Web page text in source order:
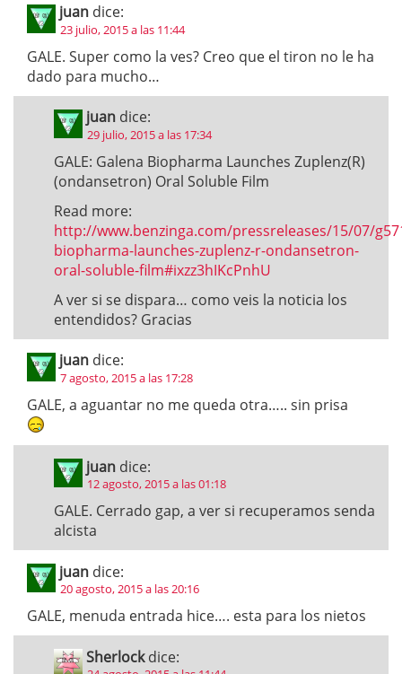
juan dice:
23 julio, 2015 a las 11:44
GALE. Super como la ves? Creo que el tiron no le ha
dado para mucho…
juan dice:
29 julio, 2015 a las 17:34
GALE: Galena Biopharma Launches Zuplenz(R)
(ondansetron) Oral Soluble Film
Read more:
http://www.benzinga.com/pressreleases/15/07/
biopharma-launches-zuplenz-r-ondansetron-
oral-soluble-film#ixzz3hIKcPnhU
A ver si se dispara… como veis la noticia los
entendidos? Gracias
juan dice:
7 agosto, 2015 a las 17:28
GALE, a aguantar no me queda otra….. sin prisa
juan dice:
12 agosto, 2015 a las 01:18
GALE. Cerrado gap, a ver si recuperamos senda
alcista
juan dice:
20 agosto, 2015 a las 20:16
GALE, menuda entrada hice…. esta para los nietos
Sherlock dice: